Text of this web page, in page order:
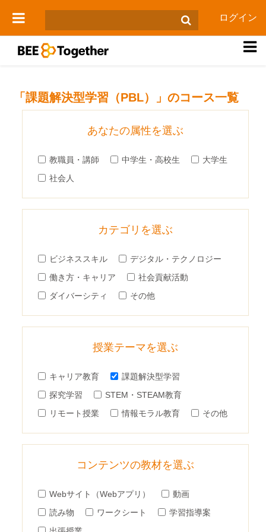
サイドパネル
ログイン
「課題解決型学習（PBL）」のコース一覧
あなたの属性を選ぶ
教職員・講師 中学生・高校生
大学生
社会人
カテゴリを選ぶ
ビジネススキル
デジタル・テクノロジー
働き方・キャリア
社会貢献活動
ダイバーシティ
その他
授業テーマを選ぶ
キャリア教育
課題解決型学習
探究学習
STEM・STEAM教育
リモート授業
情報モラル教育 その他
コンテンツの教材を選ぶ
Webサイト（Webアプリ）
動画
読み物
ワークシート
学習指導案